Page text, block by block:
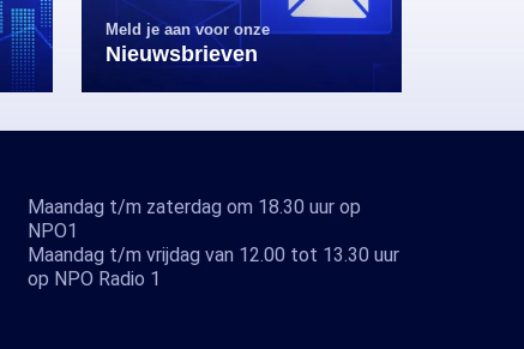
Meld je aan voor onze
Nieuwsbrieven
Maandag t/m zaterdag om 18.30 uur op
NPO1
Maandag t/m vrijdag van 12.00 tot 13.30 uur
op NPO Radio 1